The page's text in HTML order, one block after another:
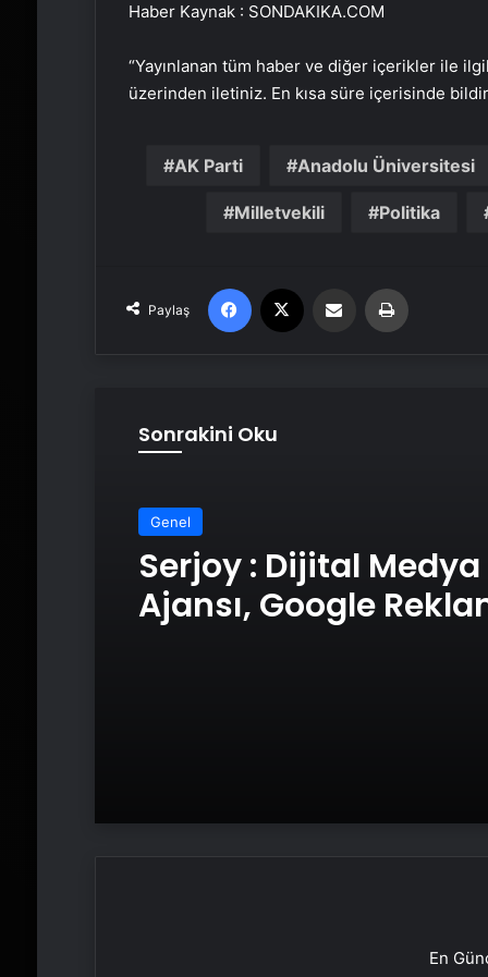
Haber Kaynak : SONDAKIKA.COM
“Yayınlanan tüm haber ve diğer içerikler ile
üzerinden iletiniz. En kısa süre içerisinde
AK Parti Anadolu Üniversitesi
Milletvekili Politika
Paylaş
Facebook Email'den paylaş
Sonrakini Oku
Genel
Serjoy : Dijital Medya
Ajansı, Google
En